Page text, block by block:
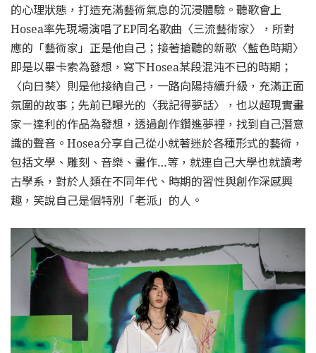
的心理狀態，打造充滿藝術氣息的沉浸體驗。聽歌會上
Hosea率先現場演唱了EP同名歌曲〈三流藝術家〉，所對
應的「藝術家」正是他自己；接著搶聽的新歌〈藍色時期〉
即是以畢卡索為發想，寫下Hosea某段混沌不已的時期；
〈向日葵〉則是他接納自己，一路向陽持續升級，充滿正面
氛圍的故事；先前已曝光的〈我記得夢話〉，也以超現實畫
家－達利的作品為發想，透過創作鑽進夢裡，找到自己潛意
識的聲音。Hosea分享自己從小就著迷於各種形式的藝術，
包括文學、雕刻、音樂、畫作…等，就連自己大學也就讀考
古學系，對於人類在不同年代、時期的習性與創作深感興
趣，笑說自己是個特別「老派」的人。